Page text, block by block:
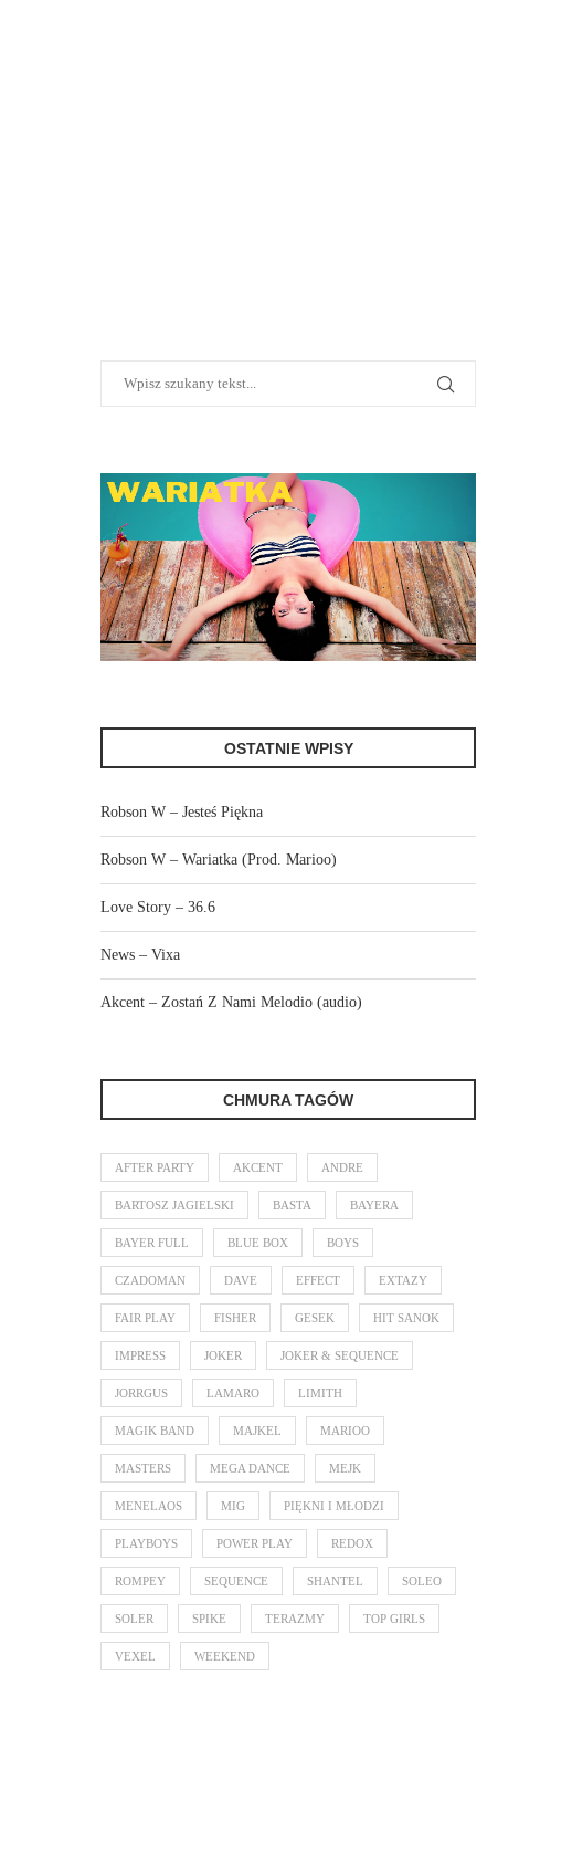
OSTATNIE WPISY
Robson W – Jesteś Piękna
Robson W – Wariatka (Prod. Marioo)
Love Story – 36.6
News – Vixa
Akcent – Zostań Z Nami Melodio (audio)
CHMURA TAGÓW
AFTER PARTY AKCENT ANDRE
BARTOSZ JAGIELSKI BASTA BAYERA
BAYER FULL BLUE BOX BOYS
CZADOMAN DAVE EFFECT EXTAZY
FAIR PLAY FISHER GESEK HIT SANOK
IMPRESS JOKER JOKER & SEQUENCE
JORRGUS LAMARO LIMITH
MAGIK BAND MAJKEL MARIOO
MASTERS MEGA DANCE MEJK
MENELAOS MIG PIĘKNI I MŁODZI
PLAYBOYS POWER PLAY REDOX
ROMPEY SEQUENCE SHANTEL SOLEO
SOLER SPIKE TERAZMY TOP GIRLS
VEXEL WEEKEND